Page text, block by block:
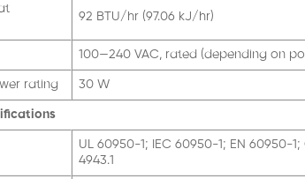
92 BTU/hr (97.06 kJ/hr)
100—240 VAC, rated (depending on
rating 30 W
UL 60950-1; IEC 60950-1; EN 60950-
4943.1